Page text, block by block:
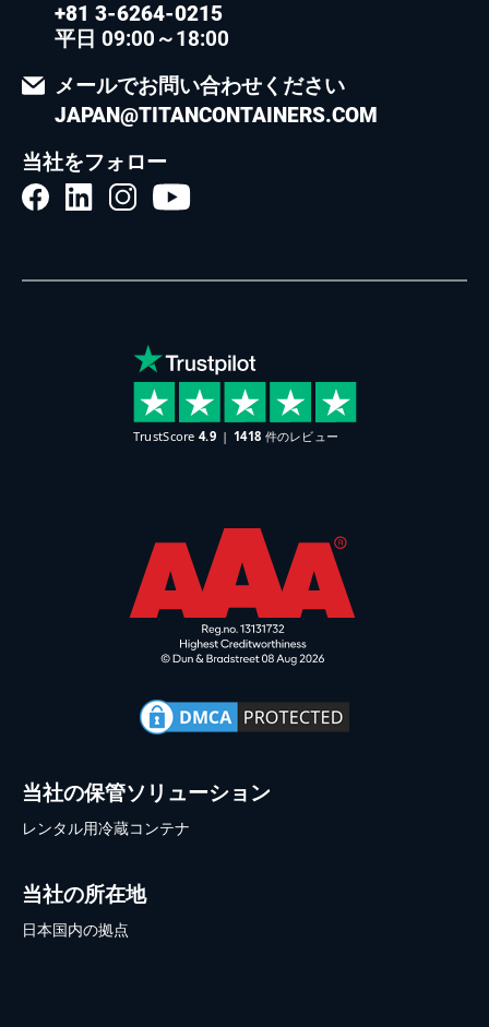
+81 3-6264-0215
平日 09:00～18:00
メールでお問い合わせください
JAPAN@TITANCONTAINERS.COM
当社をフォロー
当社の保管ソリューション
レンタル用冷蔵コンテナ
当社の所在地
日本国内の拠点